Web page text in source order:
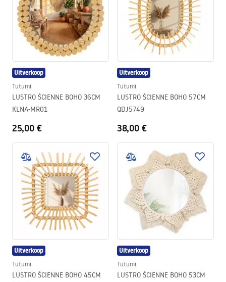
Uitverkoop
Tutumi
LUSTRO ŚCIENNE BOHO 36CM
KLNA-MR01
25,00 €
Uitverkoop
Tutumi
LUSTRO ŚCIENNE BOHO 57CM
QDJ5749
38,00 €
Uitverkoop
Tutumi
LUSTRO ŚCIENNE BOHO 45CM
Uitverkoop
Tutumi
LUSTRO ŚCIENNE BOHO 53CM